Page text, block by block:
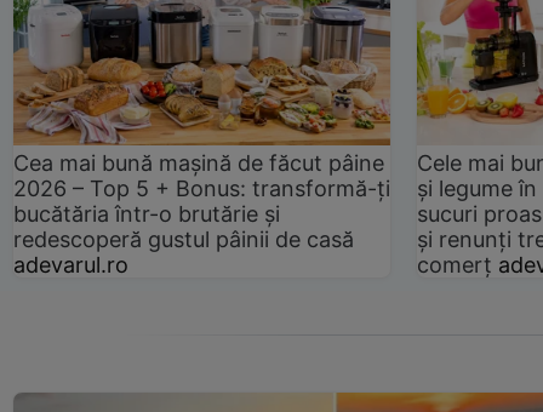
Cea mai bună mașină de făcut pâine
2026 – Top 5 + Bonus: transformă-ți
bucătăria într-o brutărie și
redescoperă gustul pâinii de casă
adevarul.ro
Cele mai
și legume
sucuri
și renunți
comerț